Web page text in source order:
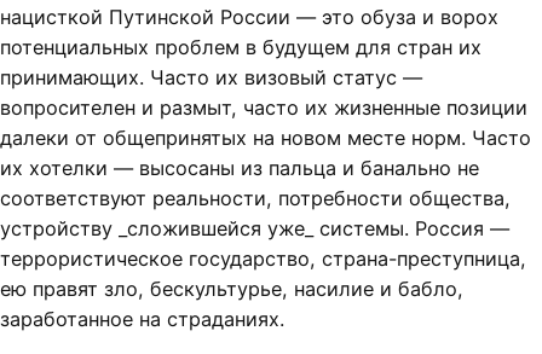
нацисткой Путинской России — это обуза и ворох
потенциальных проблем в будущем для стран их
принимающих. Часто их визовый статус —
вопросителен и размыт, часто их жизненные позиции
далеки от общепринятых на новом месте норм. Часто
их хотелки — высосаны из пальца и банально не
соответствуют реальности, потребности общества,
устройству _сложившейся уже_ системы. Россия —
террористическое государство, страна-преступница,
ею правят зло, бескультурье, насилие и бабло,
заработанное на страданиях.